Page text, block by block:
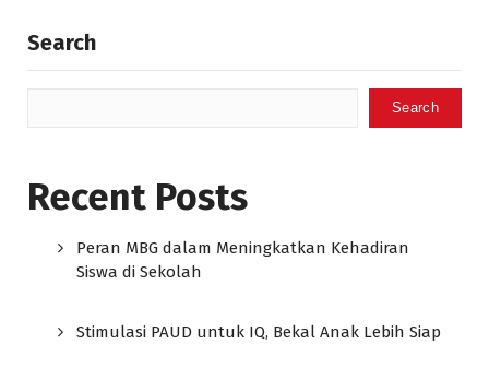
Search
Search
Recent Posts
Peran MBG dalam Meningkatkan Kehadiran
Siswa di Sekolah
Stimulasi PAUD untuk IQ, Bekal Anak Lebih Siap